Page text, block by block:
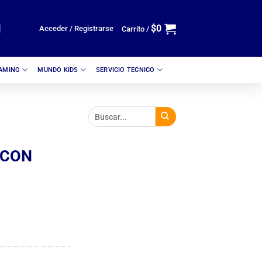
Acceder / Registrarse Carrito / $0
MUNDO KIDS SERVICIO TECNICO